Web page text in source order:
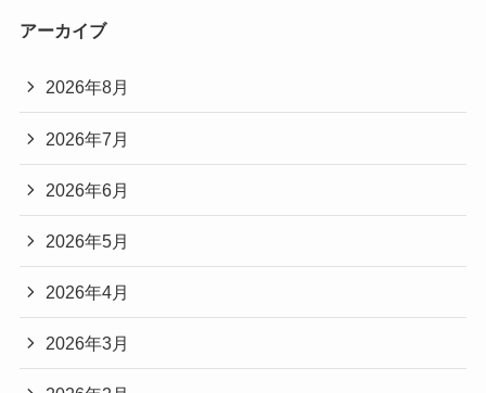
アーカイブ
2026年8月
2026年7月
2026年6月
2026年5月
2026年4月
2026年3月